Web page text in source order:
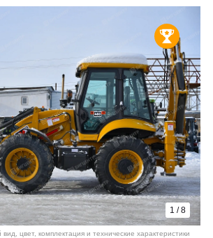
1 /8
цвет, комплектация и технические характеристики